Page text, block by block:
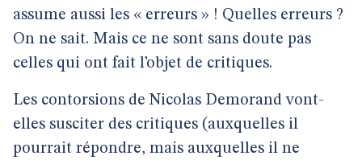
assume aussi les « erreurs » ! Quelles erreurs ?
On ne sait. Mais ce ne sont sans doute pas
celles qui ont fait l’objet de critiques.
Les contorsions de Nicolas Demorand vont-
elles susciter des critiques (auxquelles il
pourrait répondre, mais auxquelles il ne